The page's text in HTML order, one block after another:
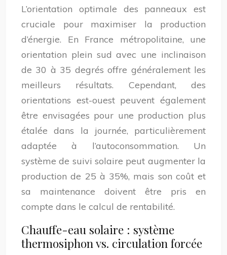
L’orientation optimale des panneaux est
cruciale pour maximiser la production
d’énergie. En France métropolitaine, une
orientation plein sud avec une inclinaison
de 30 à 35 degrés offre généralement les
meilleurs résultats. Cependant, des
orientations est-ouest peuvent également
être envisagées pour une production plus
étalée dans la journée, particulièrement
adaptée à l’autoconsommation. Un
système de suivi solaire peut augmenter la
production de 25 à 35%, mais son coût et
sa maintenance doivent être pris en
compte dans le calcul de rentabilité.
Chauffe-eau solaire : système
thermosiphon vs. circulation forcée